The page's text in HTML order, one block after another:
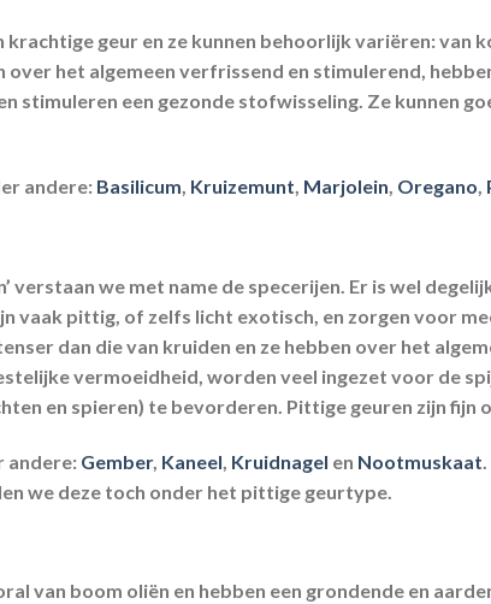
krachtige geur en ze kunnen behoorlijk variëren: van
over het algemeen verfrissend en stimulerend,
stimuleren een gezonde stofwisseling. Ze kunnen
andere: Basilicum, Kruizemunt, Marjolein, Oregano,
verstaan we met name de specerijen. Er is wel
vaak pittig, of zelfs licht exotisch, en zorgen voor
dan die van kruiden en ze hebben over het
vermoeidheid, worden veel ingezet voor de
en spieren) te bevorderen. Pittige geuren zijn fijn
andere: Gember, Kaneel Kruidnagel en Nootmuskaat
we deze toch onder het pittige geurtype.
van boom oliën en hebben een grondende en